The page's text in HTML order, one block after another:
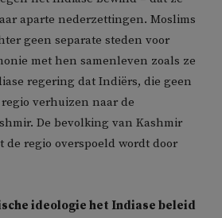
aparte nederzettingen. Moslims
geen separate steden voor
met hen samenleven zoals ze
regering dat Indiërs, die geen
verhuizen naar de
De bevolking van Kashmir
de regio overspoeld wordt door
ideologie het Indiase beleid